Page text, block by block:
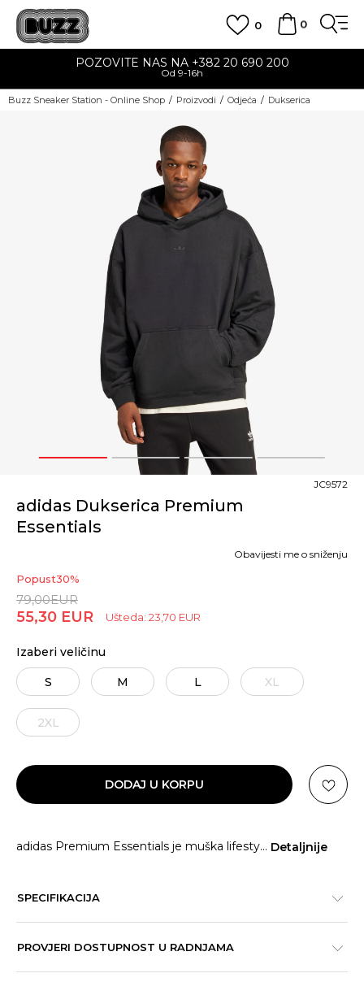
0
0
POZOVITE NAS NA +382 20 690 200
Od 9-16h
Buzz Sneaker Station - Online Shop Proizvodi Odjeća Dukserica
1 2 3 4
adidas Dukserica Premium
Essentials
JC9572
Popust30%
79,00EUR
55,30 EUR Ušteda: 23,70 EUR
Obavijesti me o sniženju
Izaberi veličinu
S M L XL
2XL
DODAJ U KORPU
adidas Premium Essentials je muška lifesty... Detaljnije
SPECIFIKACIJA
PROVJERI DOSTUPNOST U RADNJAMA